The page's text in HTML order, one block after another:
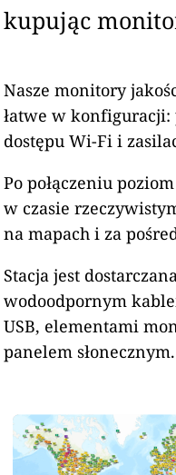
kupując
Nasze monitory
łatwe w
dostępu Wi-Fi i
Po połączeniu
w czasie
na mapach i za
Stacja jest
wodoodpornym
USB, elementami
panelem słonecznym.